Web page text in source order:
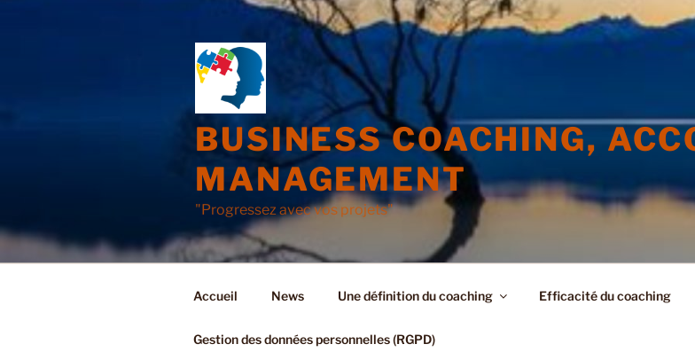
BUSINESS COACHING,
MANAGEMENT
"Progressez avec vos projets"
Accueil News Une définition du coaching Efficacité du coaching
Gestion des données personnelles (RGPD)